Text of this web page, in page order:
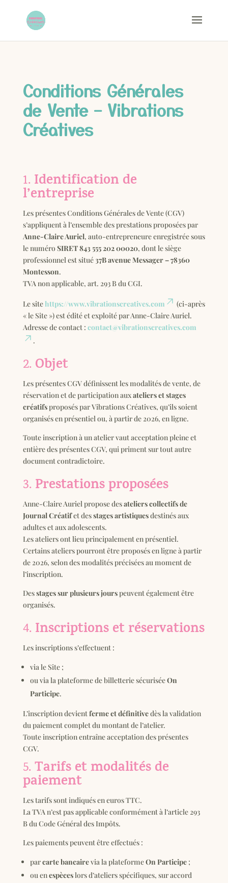
Conditions Générales
de Vente – Vibrations
Créatives
1. Identification de
l’entreprise
Les présentes Conditions Générales de Vente (CGV)
s’appliquent à l’ensemble des prestations proposées par
Anne-Claire Auriel, auto-entrepreneure enregistrée sous
le numéro SIRET 843 555 202 00020, dont le siège
professionnel est situé 37B avenue Messager – 78360
Montesson.
TVA non applicable, art. 293 B du CGI.
Le sitehttps://www.vibrationscreatives.com
(ci-après
« le Site ») est édité et exploité par Anne-Claire Auriel.
Adresse de contact : contact@vibrationscreatives.com
.
2. Objet
Les présentes CGV définissent les modalités de vente, de
réservation et de participation auxateliers et stages
créatifsproposés par Vibrations Créatives, qu’ils soient
organisés en présentiel ou, à partir de 2026, en ligne.
Toute inscription à un atelier vaut acceptation pleine et
entière des présentes CGV, qui priment sur tout autre
document contradictoire.
3. Prestations proposées
Anne-Claire Auriel propose desateliers collectifs de
Journal Créatifet desstages artistiquesdestinés aux
adultes et aux adolescents.
Les ateliers ont lieu principalement en présentiel.
Certains ateliers pourront être proposés en ligne à partir
de 2026, selon des modalités précisées au moment de
l’inscription.
Desstages sur plusieurs jourspeuvent également être
organisés.
4. Inscriptions et réservations
Les inscriptions s’effectuent :
via le Site ;
ou via la plateforme de billetterie sécuriséeOn
Participe.
L’inscription devientferme et définitivedès la validation
du paiement complet du montant de l’atelier.
Toute inscription entraîne acceptation des présentes
CGV.
5.Tarifs et modalités de
paiement
Les tarifs sont indiqués en euros TTC.
La TVA n’est pas applicable conformément à l’article 293
B du Code Général des Impôts.
Les paiements peuvent être effectués :
parcarte bancairevia la plateformeOn Participe;
ou enespèceslors d’ateliers spécifiques, sur accord